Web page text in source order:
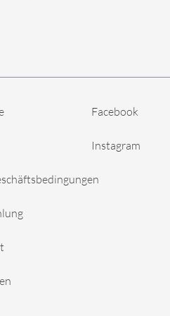
Facebook
Instagram